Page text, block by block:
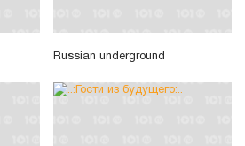
Russian underground